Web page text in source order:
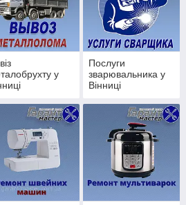
виклик майстра:
Телефони
(096) 009-98-86
(066) 406-36-02
(063) 291-94-45
у
Послуги
зварювальника у
Вінниці